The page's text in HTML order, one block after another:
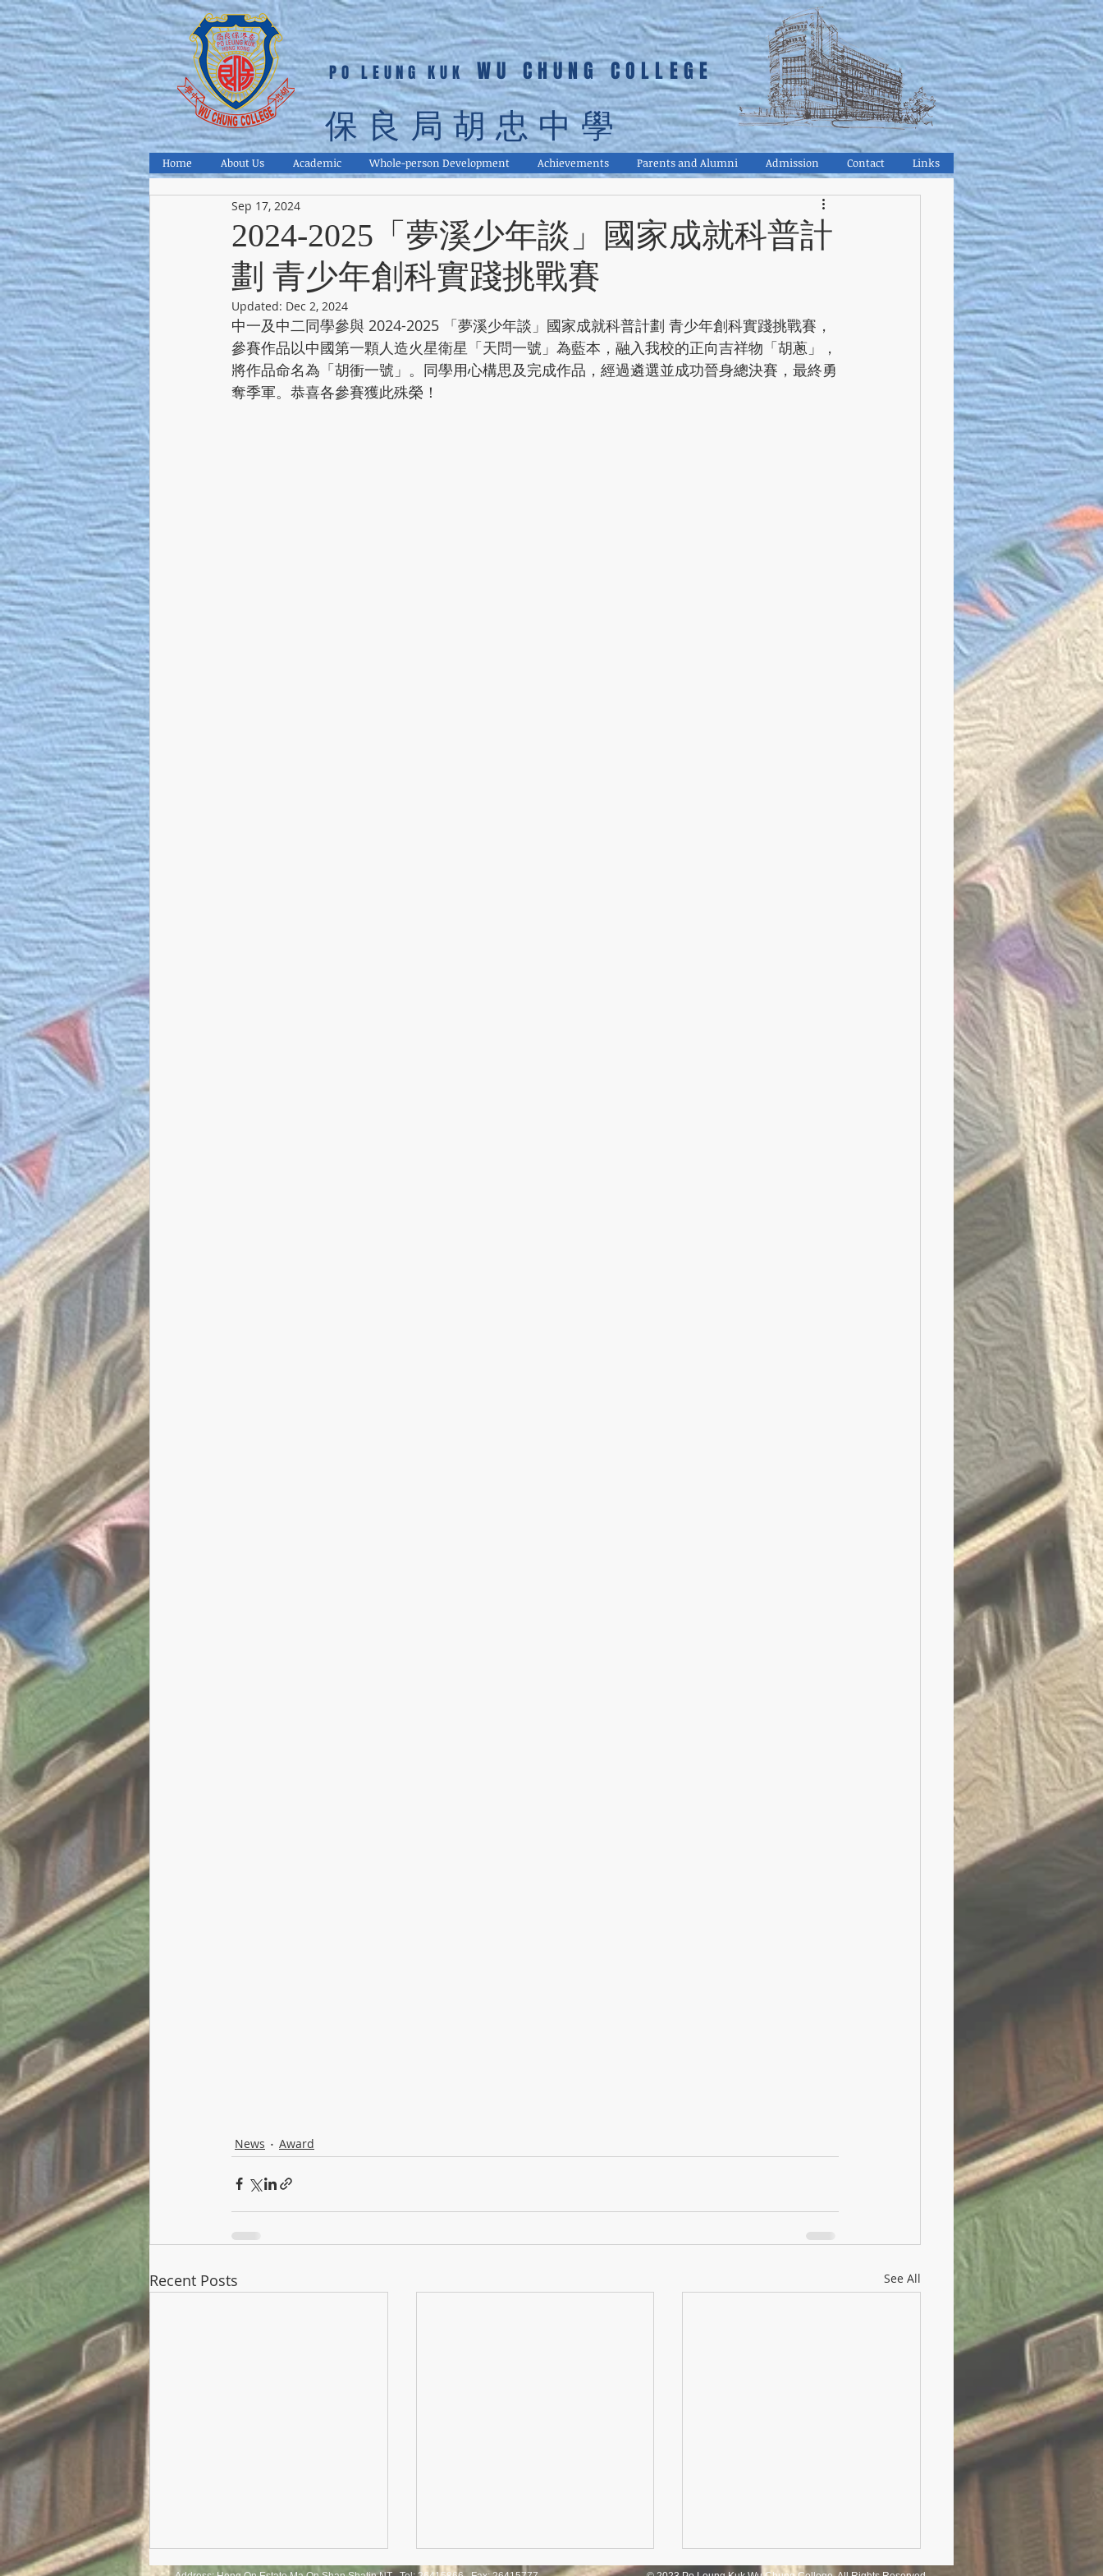
PO LEUNG KUK WU CHUNG COLLEGE
保良局胡忠中學
Home About Us Academic Whole-person Development Achievements Parents and Alumni Admission Contact Links
2024-2025「夢溪少年談」國家成就科普計
劃 青少年創科實踐挑戰賽
Sep 17, 2024
Updated: Dec 2, 2024
中一及中二同學參與 2024-2025 「夢溪少年談」國家成就科普計劃 青少年創科實踐挑戰賽，
參賽作品以中國第一顆人造火星衛星「天問一號」為藍本，融入我校的正向吉祥物「胡蔥」，
將作品命名為「胡衝一號」。同學用心構思及完成作品，經過遴選並成功晉身總決賽，最終勇
奪季軍。恭喜各參賽獲此殊榮！
News Award
Recent Posts See All